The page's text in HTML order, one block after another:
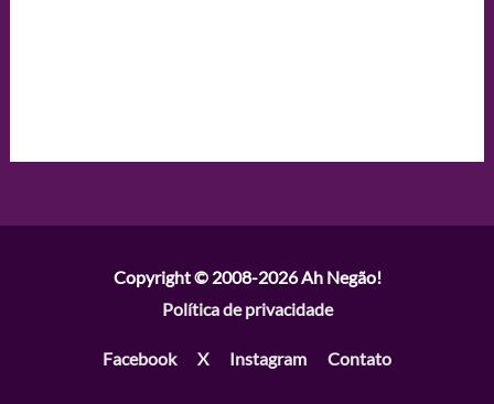
Copyright © 2008-2026Ah Negão!
Política de privacidade
Facebook X Instagram Contato